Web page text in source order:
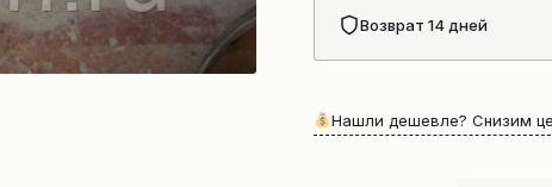
Возврат 14 дней
Нашли дешевле? Снизим